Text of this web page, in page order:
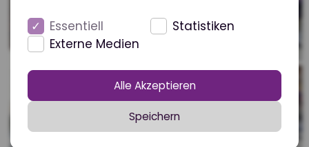
Essentiell
Statistiken
Externe Medien
Alle Akzeptieren
Speichern